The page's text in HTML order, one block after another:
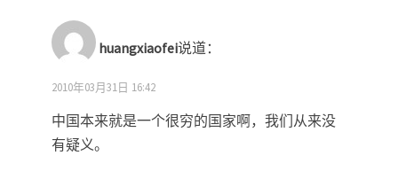
huangxiaofei说道：
2010年03月31日 16:42
中国本来就是一个很穷的国家啊，我们从来没
有疑义。